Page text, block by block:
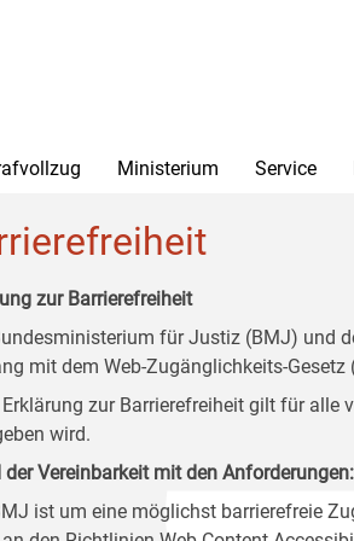
Ministerium Service
zur Barrierefreiheit
für Justiz (BMJ) und
mit dem Web-Zugänglichkeits-
Erklärung zur Barrierefreiheit gilt für alle
wird.
der Vereinbarkeit mit den Anforderungen:
ist um eine möglichst barrierefreie